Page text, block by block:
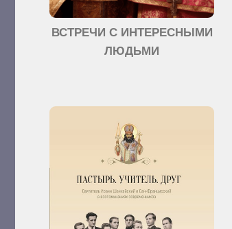
ВСТРЕЧИ С ИНТЕРЕСНЫМИ
ЛЮДЬМИ